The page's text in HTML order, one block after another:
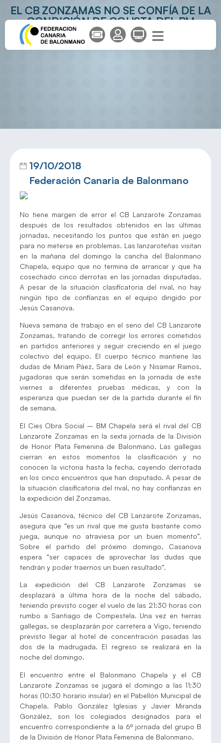
EL CB ZONZAMAS NO SE CONFÍA DE LA
CONDICIÓN DE COLISTA DEL BM
CHAPELA
19/10/2018
Federación Canaria de Balonmano
No tiene margen de error el CB Lanzarote Zonzamas
después de los resultados obtenidos en las últimas
jornadas, necesitando los puntos que están en juego
para no meterse en problemas. Las lanzaroteñas visitan
en la mañana del domingo la cancha del Balonmano
Chapela, equipo que no termina de arrancar y que ha
cosechado cinco derrotas en las jornadas disputadas.
A pesar de la situación clasificatoria del rival, no hay
ningún tipo de confianzas en el equipo dirigido por
Jesús Casanova.
Nueva semana de trabajo en el seno del CB Lanzarote
Zonzamas, tratando de corregir los errores cometidos
en partidos anteriores y seguir creciendo en el juego
colectivo del equipo. El cuerpo técnico mantiene las
dudas de Miriam Páez, Sara de León y Nisamar Ramos,
jugadoras que serán sometidas en la jornada de este
viernes a diferentes pruebas médicas, y con la
esperanza que puedan ser de la partida durante el fin
de semana.
El Cies Obra Social – BM Chapela será el rival del CB
Lanzarote Zonzamas en la sexta jornada de la División
de Honor Plata Femenina de Balonmano. Las gallegas
cierran en estos momentos la clasificación y no
conocen la victoria hasta la fecha, cayendo derrotada
en los cinco encuentros que han disputado. A pesar de
la situación clasificatoria del rival, no hay confianzas en
la expedición del Zonzamas.
Jesús Casanova, técnico del CB Lanzarote Zonzamas,
asegura que “es un rival que me gusta bastante como
juega, aunque no atraviesa por un buen momento”.
Sobre el partido del próximo domingo, Casanova
espera “ser capaces de aprovechar las dudas que
tendrán y poder traernos un buen resultado”.
La expedición del CB Lanzarote Zonzamas se
desplazará a última hora de la noche del sábado,
teniendo previsto coger el vuelo de las 21:30 horas con
rumbo a Santiago de Compestela. Una vez en tierras
gallegas, se desplazarán por carretera a Vigo, teniendo
previsto llegar al hotel de concentración pasadas las
dos de la madrugada. El regreso se realizará en la
noche del domingo.
El encuentro entre el Balonmano Chapela y el CB
Lanzarote Zonzamas se jugará el domingo a las 11:30
horas (10:30 horario insular) en el Pabellón Municipal de
Chapela. Pablo González Iglesias y Javier Miranda
González, son los colegiados designados para el
encuentro correspondiente a la 6º jornada del grupo B
de la División de Honor Plata Femenina de Balonmano.